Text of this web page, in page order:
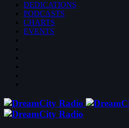
DEDICATIONS
PODCASTS
CHARTS
EVENTS